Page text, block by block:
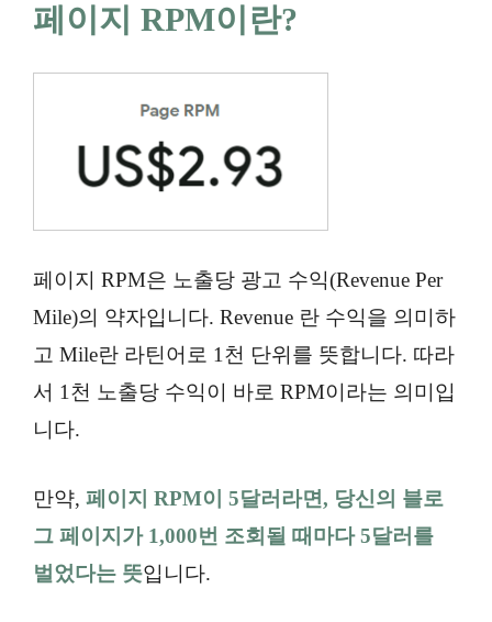
페이지 RPM이란?
페이지 RPM은 노출당 광고 수익(Revenue Per
Mile)의 약자입니다. Revenue 란 수익을 의미하
고 Mile란 라틴어로 1천 단위를 뜻합니다. 따라
서 1천 노출당 수익이 바로 RPM이라는 의미입
니다.
만약, 페이지 RPM이 5달러라면, 당신의 블로
그 페이지가 1,000번 조회될 때마다 5달러를
벌었다는 뜻입니다.